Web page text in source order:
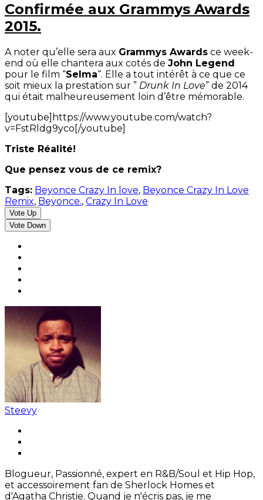
Confirmée aux Grammys Awards
2015.
A noter qu’elle sera aux Grammys Awards ce week-
end où elle chantera aux cotés de John Legend
pour le film “Selma“. Elle a tout intérêt à ce que ce
soit mieux la prestation sur ” Drunk In Love” de 2014
qui était malheureusement loin d’être mémorable.
[youtube]https://www.youtube.com/watch?
v=FstRldg9yco[/youtube]
Triste Réalité!
Que pensez vous de ce remix?
Tags: Beyonce Crazy In love, Beyonce Crazy In Love
Remix, Beyonce., Crazy In Love
Vote Up
Vote Down
Steevy
Blogueur, Passionné, expert en R&B/Soul et Hip Hop,
et accessoirement fan de Sherlock Homes et
d'Agatha Christie. Quand je n'écris pas, je me